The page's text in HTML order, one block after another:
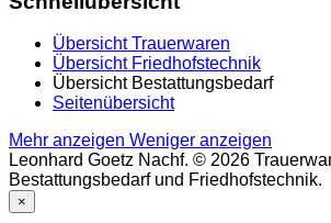
Übersicht Trauerwaren
Übersicht Friedhofstechnik
Übersicht Bestattungsbedarf
Seitenübersicht
Mehr anzeigen Weniger anzeigen
Leonhard Goetz Nachf. © 2026
Bestattungsbedarf und Friedhofstechnik.
×